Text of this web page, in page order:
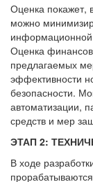
Оценка покажет,
можно
Оценка
предлагаемых
эффективности
безопасности.
автоматизации,
средств и мер
ЭТАП 2:
В ходе